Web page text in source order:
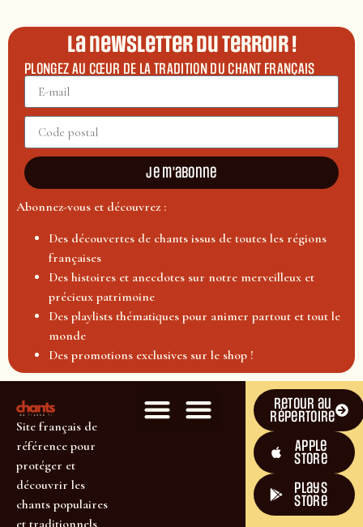
La newsletter du terroir !
PLONGEZ AU CŒUR DE LA TRADITION DU CHANT FRANÇAIS
Je m'abonne
Abonnez-vous et découvrez :
Des découvertes de chants issus de toutes les régions
françaises
Des histoires et anecdotes sur notre merveilleux et
précieux patrimoine
Des playlists thématiques pour animer partout et tout le
monde
Des promotions exclusives sur le shop !
Site français de
référence pour
protéger et
découvrir les
chants populaires
et traditionnels
Retour au
répertoire
Apple
Store
plays
store